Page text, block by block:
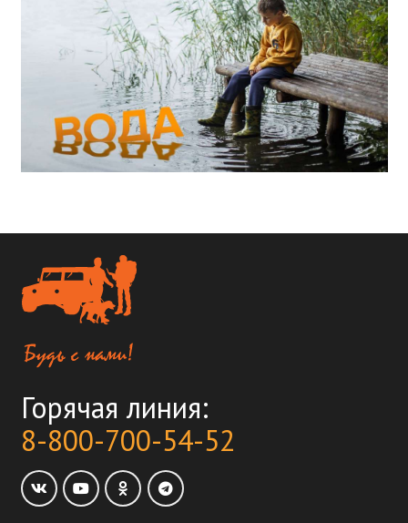
Горячая линия:
8-800-700-54-52